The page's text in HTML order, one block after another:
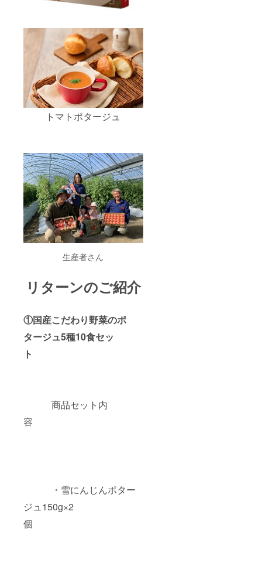
トマトポタージュ
生産者さん
リターンのご紹介
①国産こだわり野菜のポ
タージュ5種10食セッ
ト
商品セット内
容
・雪にんじんポター
ジュ150g×2
個